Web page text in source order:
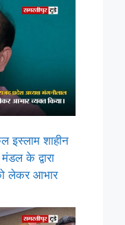
इस्लाम शाहीन
के द्वारा
लेकर आभार